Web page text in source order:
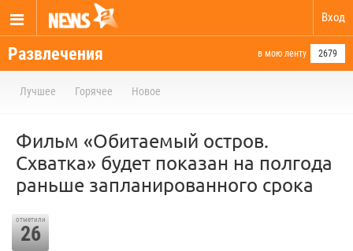
Вход
Развлечения в мою ленту 2679
Лучшее Горячее Новое
Фильм «Обитаемый остров.
Схватка» будет показан на полгода
раньше запланированного срока
отметили
26